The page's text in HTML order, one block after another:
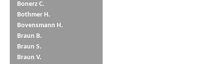
Bonerz C.
Bothmer H.
Bovensmann H.
Braun B.
Braun S.
Braun V.